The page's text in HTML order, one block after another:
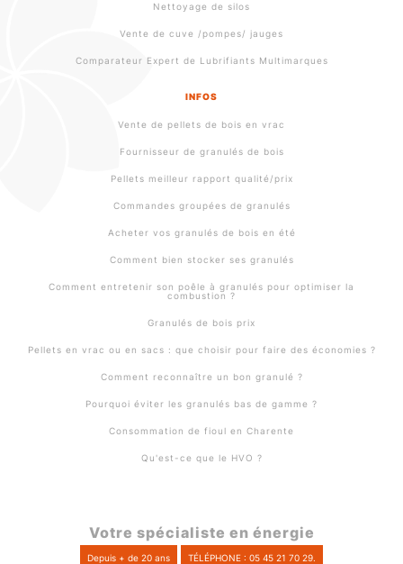
Nettoyage de silos
Vente de cuve /pompes/ jauges
Comparateur Expert de Lubrifiants Multimarques
INFOS
Vente de pellets de bois en vrac
Fournisseur de granulés de bois
Pellets meilleur rapport qualité/prix
Commandes groupées de granulés
Acheter vos granulés de bois en été
Comment bien stocker ses granulés
Comment entretenir son poêle à granulés pour optimiser la
combustion ?
Granulés de bois prix
Pellets en vrac ou en sacs : que choisir pour faire des économies ?
Comment reconnaître un bon granulé ?
Pourquoi éviter les granulés bas de gamme ?
Consommation de fioul en Charente
Qu'est-ce que le HVO ?
Votre spécialiste en énergie
Depuis + de 20 ans TÉLÉPHONE : 05 45 21 70 29.